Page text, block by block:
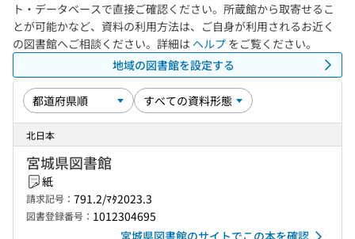
ト・データベースで直接ご確認ください。所蔵館から取寄せるこ
とが可能かなど、資料の利用方法は、ご自身が利用されるお近く
の図書館へご相談ください。詳細は ヘルプ をご覧ください。
地域の図書館を設定する
北日本
宮城県図書館
紙
請求記号： 791.2/ﾏﾀ2023.3
図書登録番号： 1012304695
宮城県図書館のサイトでこの本を確認